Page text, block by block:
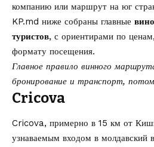
компанию или маршрут на юг
KP.md ниже собраны главные
туристов, с ориентирами по
формату посещения.
Главное правило винного
бронирование и транспорт,
Cricova
Cricova, примерно в 15 км от
узнаваемым входом в молдавский